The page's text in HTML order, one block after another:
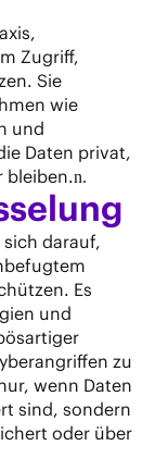
Zugriff,
Sie
wie
und
Daten privat,
bleiben.n.
darauf,
Es
und
zu
wenn Daten
sind, sondern
oder über